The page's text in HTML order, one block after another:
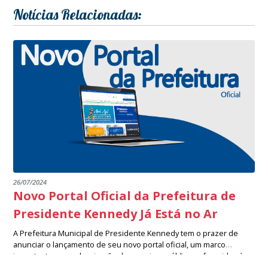
Notícias Relacionadas:
26/07/2024
Novo Portal Oficial da Prefeitura de
Presidente Kennedy Já Está no Ar
A Prefeitura Municipal de Presidente Kennedy tem o prazer de
anunciar o lançamento de seu novo portal oficial, um marco